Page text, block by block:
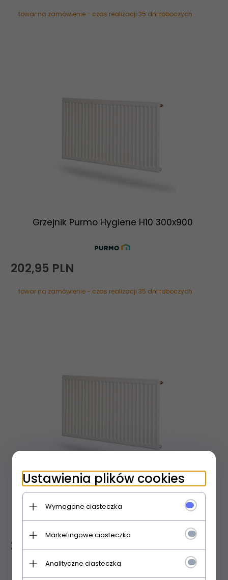
towar na zamówienie - czas realizacji 35 dni roboczych
Grzejnik Purmo Hygiene H10 300x900
202,95 PLN
towar na zamówienie - czas realizacji 35 dni roboczych
Grzejnik Purmo Hygiene H10 400x600
202,95PLN
towar na zamówienie - czas realizacji 35 dni roboczych
Ustawienia plików cookies
Wymagane ciasteczka
Marketingowe ciasteczka
Analityczne ciasteczka